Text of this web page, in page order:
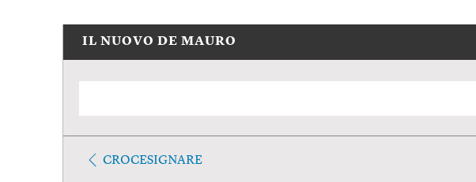
IL NUOVO DE MAURO
CROCESIGNARE